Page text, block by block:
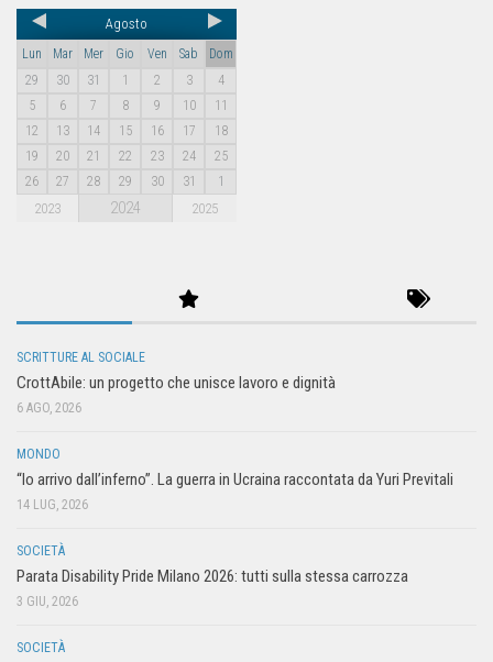
Agosto
Lun Mar Mer Gio Ven Sab
Dom
29
30 31 1 2 3
4
5
6 7 8 9 10
11
12
13 14 15 16 17
18
19
20 21 22 23 24
25
26
27 28 29 30 31 1
2023 2024 2025
SCRITTURE AL SOCIALE
CrottAbile: un progetto che unisce lavoro e dignità
6 AGO, 2026
MONDO
“Io arrivo dall’inferno”. La guerra in Ucraina raccontata da Yuri Previtali
14 LUG, 2026
SOCIETÀ
Parata Disability Pride Milano 2026: tutti sulla stessa carrozza
3 GIU, 2026
SOCIETÀ